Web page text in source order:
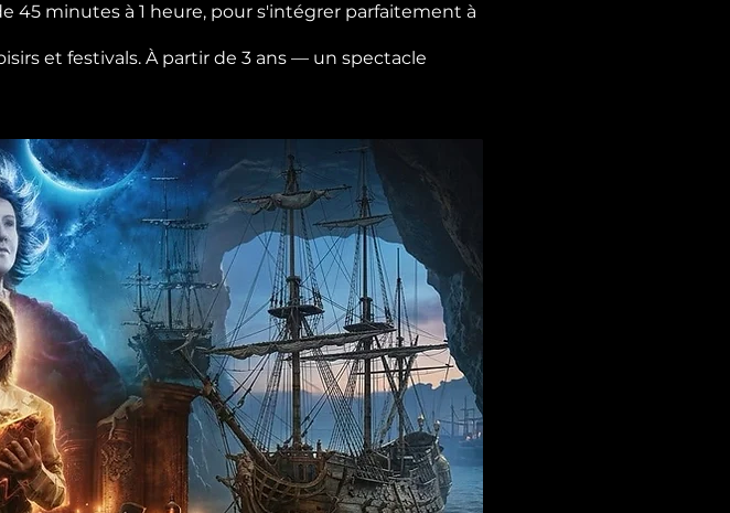
45 minutes à 1 heure, pour s'intégrer parfaitement à
et festivals. À partir de 3 ans — un spectacle